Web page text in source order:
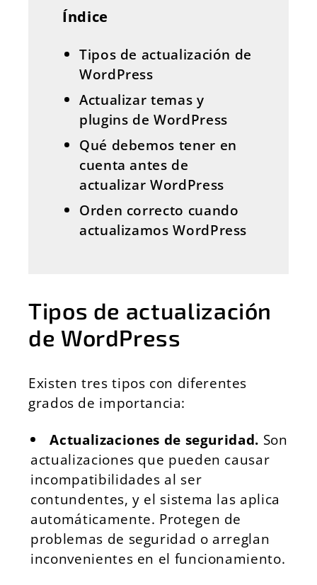
Índice
Tipos de actualización de
WordPress
Actualizar temas y
plugins de WordPress
Qué debemos tener en
cuenta antes de
actualizar WordPress
Orden correcto cuando
actualizamos WordPress
Tipos de actualización
de WordPress
Existen tres tipos con diferentes
grados de importancia:
Actualizaciones de seguridad. Son
actualizaciones que pueden causar
incompatibilidades al ser
contundentes, y el sistema las aplica
automáticamente. Protegen de
problemas de seguridad o arreglan
inconvenientes en el funcionamiento.